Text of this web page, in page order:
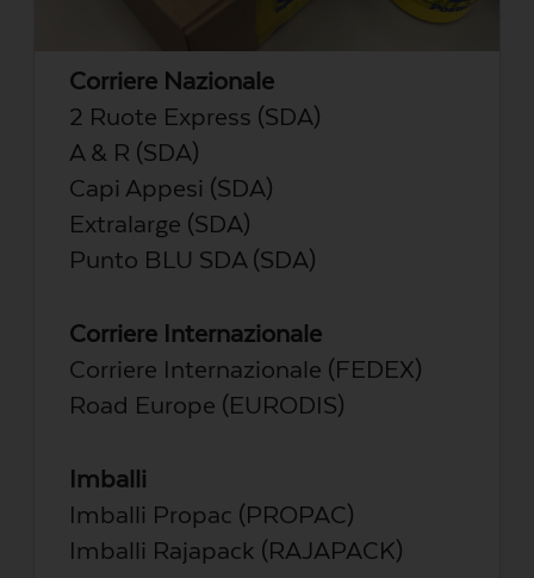
Corriere Nazionale
2 Ruote Express (SDA)
A & R (SDA)
Capi Appesi (SDA)
Extralarge (SDA)
Punto BLU SDA (SDA)
Corriere Internazionale
Corriere Internazionale (FEDEX)
Road Europe (EURODIS)
Imballi
Imballi Propac (PROPAC)
Imballi Rajapack (RAJAPACK)